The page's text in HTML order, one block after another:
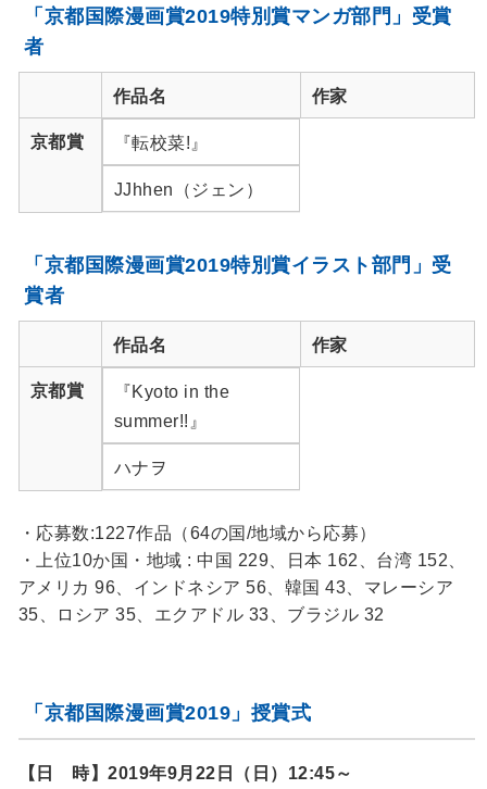
「京都国際漫画賞2019特別賞マンガ部門」受賞
者
作品名 作家
京都賞 『転校菜!』
JJhhen（ジェン）
「京都国際漫画賞2019特別賞イラスト部門」受
賞者
作品名 作家
京都賞
『Kyoto in the
summer!!』
ハナヲ
・応募数:1227作品（64の国/地域から応募）
・上位10か国・地域 : 中国 229、日本 162、台湾 152、
アメリカ 96、インドネシア 56、韓国 43、マレーシア
35、ロシア 35、エクアドル 33、ブラジル 32
「京都国際漫画賞2019」授賞式
【日 時】2019年9月22日（日）12:45～